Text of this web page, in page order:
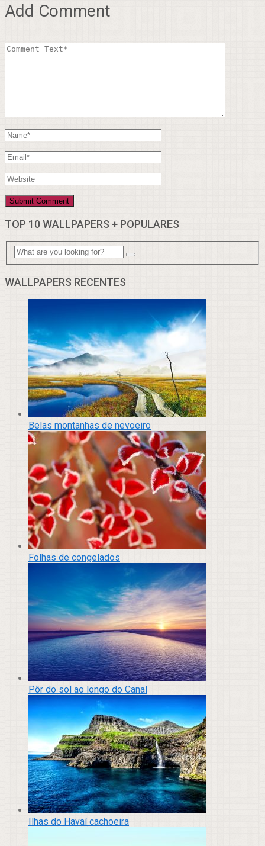
Add Comment
TOP 10 WALLPAPERS + POPULARES
WALLPAPERS RECENTES
Belas montanhas de nevoeiro
Folhas de congelados
Pôr do sol ao longo do Canal
Ilhas do Havaí cachoeira